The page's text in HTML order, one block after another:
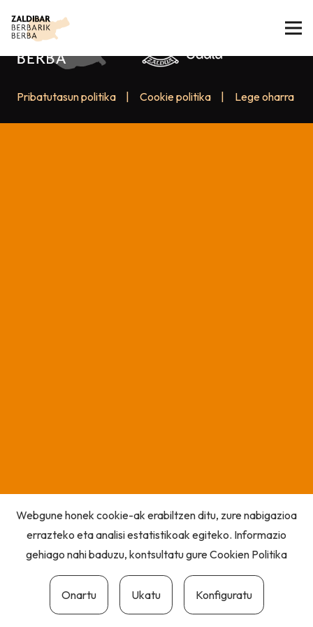
Pribatutasun politika Cookie politika Lege oharra
Webgune honek cookie-ak erabiltzen ditu, zure nabigazioa
errazteko eta analisi estatistikoak egiteko. Informazio
gehiago nahi baduzu, kontsultatu gureCookien Politika
Onartu Ukatu Konfiguratu